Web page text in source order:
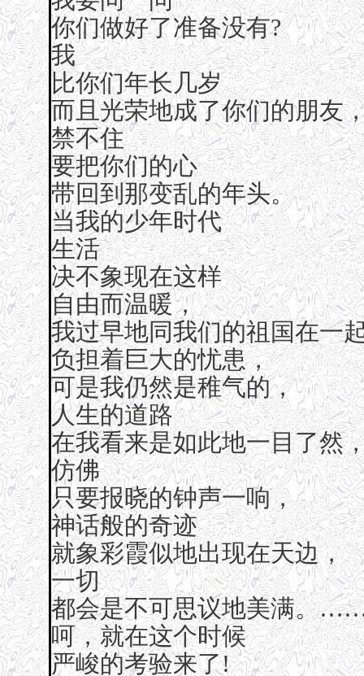
你们做好了准备没有?
我
比你们年长几岁
而且光荣地成了你们的朋友
禁不住
要把你们的心
带回到那变乱的年头。
当我的少年时代
生活
决不象现在这样
自由而温暖，
我过早地同我们的祖国在一
负担着巨大的忧患，
可是我仍然是稚气的，
人生的道路
在我看来是如此地一目了然
仿佛
只要报晓的钟声一响，
神话般的奇迹
就象彩霞似地出现在天边，
一切
都会是不可思议地美满。
呵，就在这个时候
严峻的考验来了!